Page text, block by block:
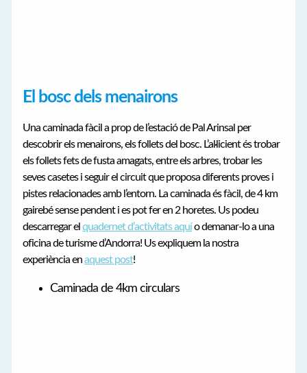
El bosc dels menairons
Una caminada fàcil a prop de l’estació de Pal Arinsal per
descobrir els menairons, els follets del bosc. L’al·licient és trobar
els follets fets de fusta amagats, entre els arbres, trobar les
seves casetes i seguir el circuit que proposa diferents proves i
pistes relacionades amb l’entorn. La caminada és fàcil, de 4 km
gairebé sense pendent i es pot fer en 2 horetes. Us podeu
descarregar elquadernet d’activitats aquío demanar-lo a una
oficina de turisme d’Andorra! Us expliquem la nostra
experiència enaquest post!
Caminada de 4km circulars